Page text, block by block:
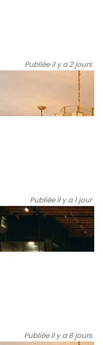
Publiée il y a 2 jours
Publiée il y a 1 jour
Publiée il y a 8 jours